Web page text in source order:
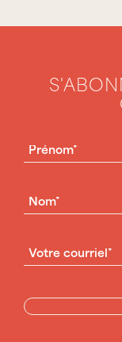
PRÉNOM
NOM
COURRIEL